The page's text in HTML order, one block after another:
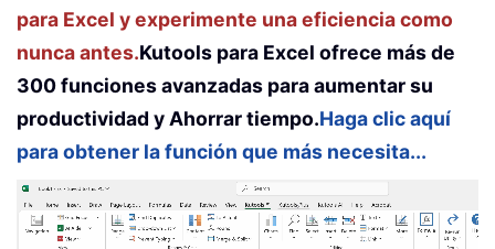
para Excel y experimente una eficiencia como
nunca antes.Kutools para Excel ofrece más de
300 funciones avanzadas para aumentar su
productividad y Ahorrar tiempo.Haga clic aquí
para obtener la función que más necesita...